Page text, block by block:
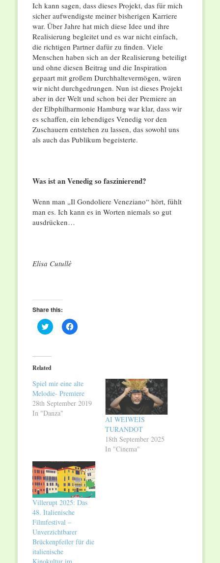
Ich kann sagen, dass dieses Projekt, das für mich
sicher aufwendigste meiner bisherigen Karriere
war. Über Jahre hat mich diese Idee und ihre
Realisierung begleitet und es war nicht einfach,
die richtigen Partner dafür zu finden. Viele
Menschen haben sich an der Realisierung beteiligt
und ohne diesen Beitrag und die Inspiration
gepaart mit großem Durchhaltevermögen, wären
wir nicht durchgedrungen. Nun ist dieses Projekt
aber in der Welt und schon bei der Premiere an
der Elbphilharmonie Hamburg war klar, dass wir
es schaffen, ein lebendiges Venedig vor den
Zuschauern entstehen zu lassen, das sowohl uns
als auch das Publikum begeisterte.
Was ist an Venedig so faszinierend?
Wenn man „Il Gondoliere Veneziano“ hört, fühlt
man es. Ich kann es in Worten niemals so gut
ausdrücken…
Elisa Cutullè
Share this:
Click
to
(Opens
in
new
Click
to
Related
Spiel mir eine alte
Melodie- Premiere
28th September 2019
In "Danza"
AI WEIWEIS
TURANDOT
18th September 2025
In "Cinema"
Villerupt 2025: Das
48. Italienische
Filmfestival –
Unverzichtbarer
Brückenpfeiler für die
italienische
Kinokultur im